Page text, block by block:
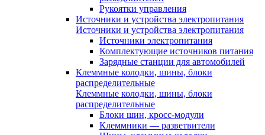
Рукоятки управления
Источники и устройства электропитания
Источники и устройства электропитания
Источники электропитания
Комплектующие источников питания
Зарядные станции для автомобилей
Клеммные колодки, шины, блоки
распределительные
Клеммные колодки, шины, блоки
распределительные
Блоки шин, кросс-модули
Клеммники — разветвители